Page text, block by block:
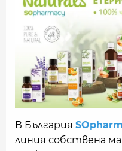
В България
линия собствена